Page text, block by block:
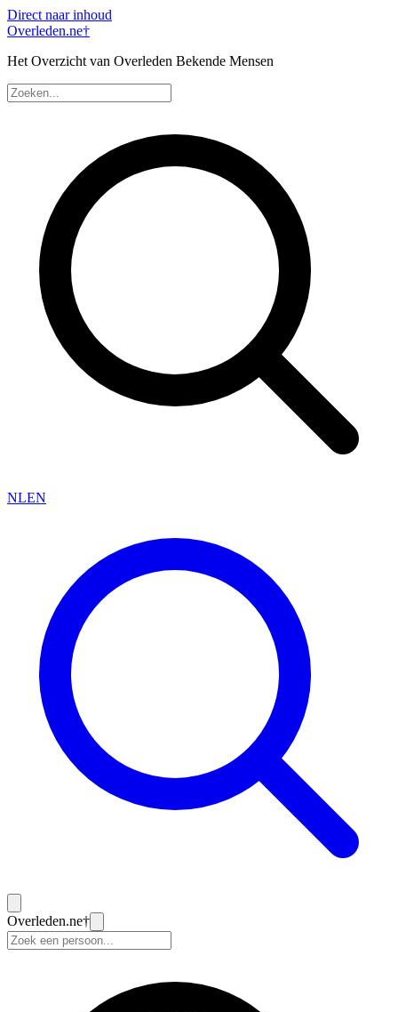
Direct naar inhoud
Overleden.ne†
Het Overzicht van Overleden Bekende Mensen
NLEN
Overleden.ne†